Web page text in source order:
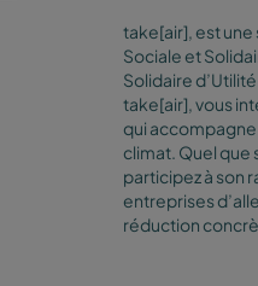
take[air], est
Sociale et
Solidaire
take[air], vous
qui
climat. Quel que
participez à son
entreprises
réduction